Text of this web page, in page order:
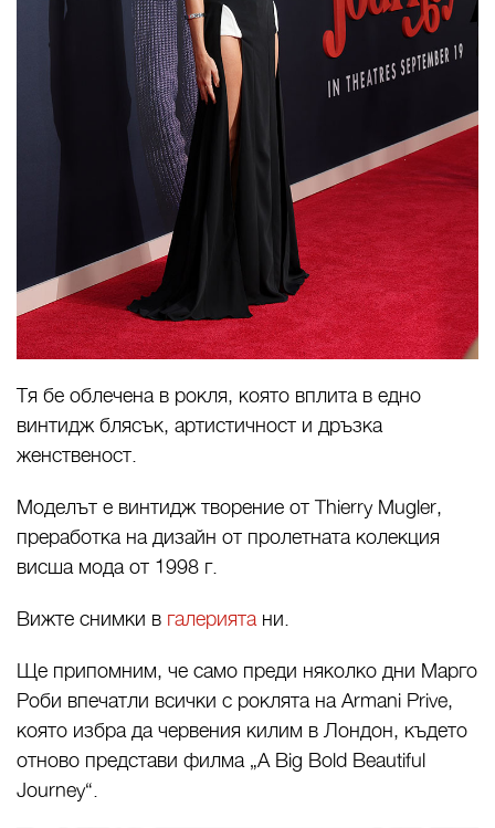
Тя бе облечена в рокля, която вплита в едно
винтидж блясък, артистичност и дръзка
женственост.
Моделът е винтидж творение от Thierry Mugler,
преработка на дизайн от пролетната колекция
висша мода от 1998 г.
Вижте снимки в галериятани.
Ще припомним, че само преди няколко дни Марго
Роби впечатли всички с роклята на Armani Prive,
която избра да червения килим в Лондон, където
отново представи филма „A Big Bold Beautiful
Journey“.